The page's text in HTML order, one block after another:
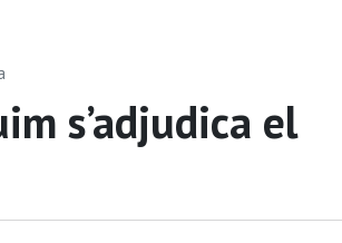
s’adjudica el